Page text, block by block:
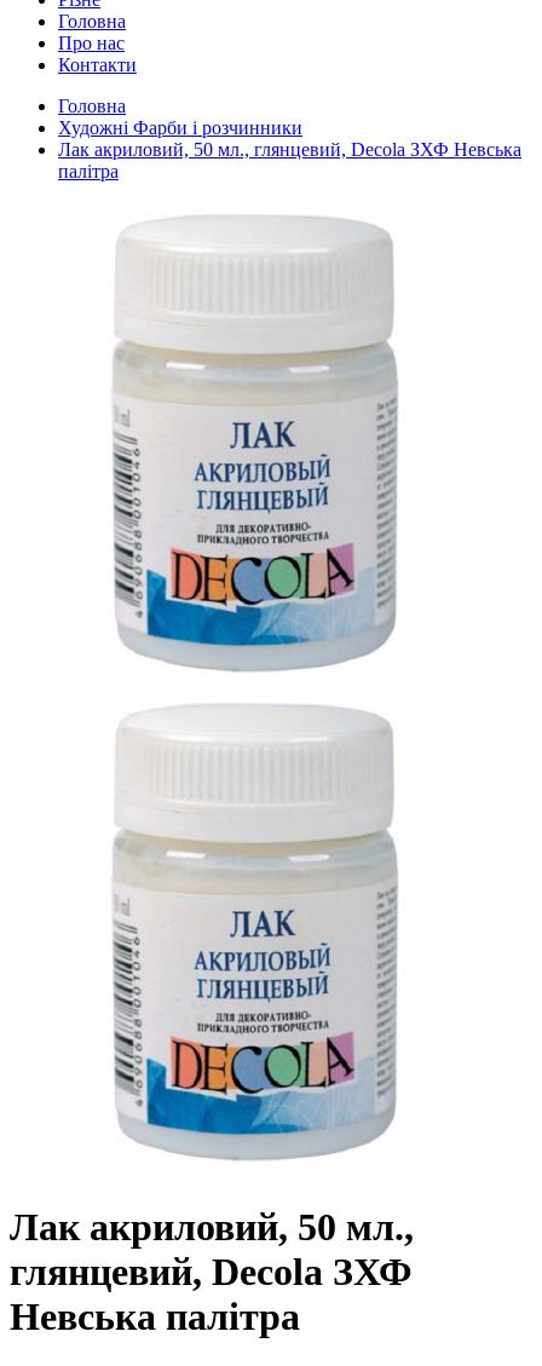
Головна
Про нас
Контакти
Головна
Художні Фарби і розчинники
Лак акриловий, 50 мл., глянцевий, Decola ЗХФ Невська
палітра
Лак акриловий, 50 мл.,
глянцевий, Decola ЗХФ
Невська палітра